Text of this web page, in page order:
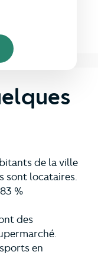
de la ville
sont locataires.
%
des
en